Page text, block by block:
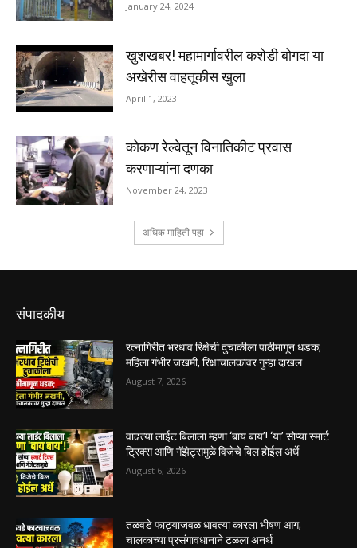
संपादकीय
रत्नागिरीत भरधाव रिक्षेची दुचाकीला पाठीमागून धडक;
महिला गंभीर जखमी, रिक्षाचालकावर गुन्हा दाखल
August 7, 2026
वाढत्या लाईट बिलाला म्हणा ‘बाय बाय’! ‘या’ सोप्या स्मार्ट
ट्रिक्स आणि गॅझेट्समुळे विजेचे बिल होईल अर्धे
August 6, 2026
तळवडे फाट्याजवळ धावत्या कारला भीषण आग;
चालकाच्या प्रसंगावधानाने टळला अनर्थ